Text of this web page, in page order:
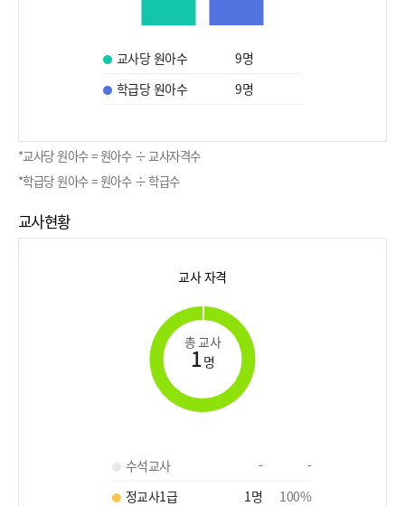
교사당 원아수 9명
학급당 원아수
9명
*교사당 원아수 = 원아수 ÷ 교사자격수
*학급당 원아수 = 원아수 ÷ 학급수
교사현황
교사 자격
총 교사
1명
수석교사 -
-
정교사1급
1명 100%